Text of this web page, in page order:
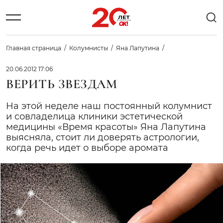
Главная страница Колумнисты Яна Лапутина
20.06.2012 17:06
ВЕРИТЬ ЗВЕЗДАМ
На этой неделе наш постоянный колумнист
и совладелица клиники эстетической
медицины «Время красоты» Яна Лапутина
выясняла, стоит ли доверять астрологии,
когда речь идет о выборе аромата